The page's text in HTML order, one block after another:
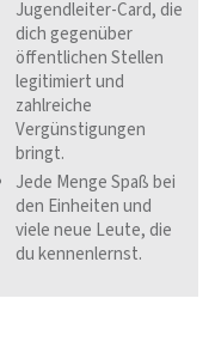
Jugendleiter-Card, die
dich gegenüber
öffentlichen Stellen
legitimiert und
zahlreiche
Vergünstigungen
bringt.
Jede Menge Spaß bei
den Einheiten und
viele neue Leute, die
du kennenlernst.